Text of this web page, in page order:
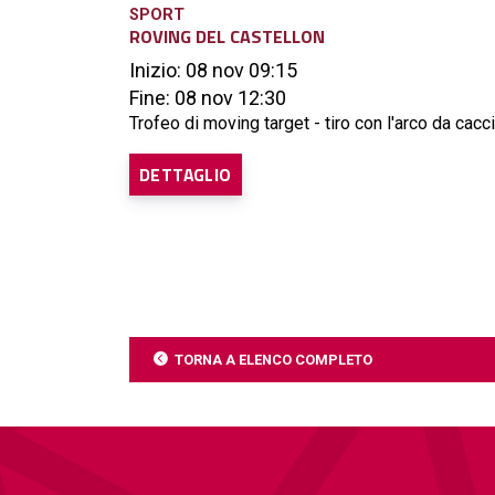
SPORT
ROVING DEL CASTELLON
Inizio: 08 nov 09:15
Fine: 08 nov 12:30
Trofeo di moving target - tiro con l'arco da
DETTAGLIO
TORNA A ELENCO COMPLETO